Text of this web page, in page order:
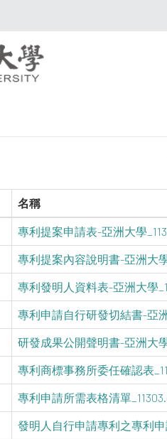
名稱
專利提案申請表-亞洲大學
專利提案內容說明書-亞洲大
專利發明人資料表-亞洲大學
專利申請自行研發切結書-亞
研發成果公開聲明書-亞洲大
專利商標事務所委任確認表
專利申請所需表格清單
發明人自行申請專利之專利